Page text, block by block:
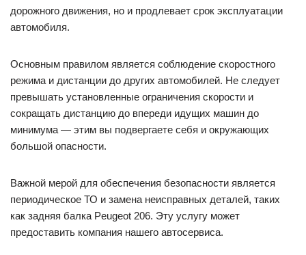
дорожного движения, но и продлевает срок эксплуатации
автомобиля.
Основным правилом является соблюдение скоростного
режима и дистанции до других автомобилей. Не следует
превышать установленные ограничения скорости и
сокращать дистанцию до впереди идущих машин до
минимума — этим вы подвергаете себя и окружающих
большой опасности.
Важной мерой для обеспечения безопасности является
периодическое ТО и замена неисправных деталей, таких
как задняя балка Peugeot 206. Эту услугу может
предоставить компания нашего автосервиса.